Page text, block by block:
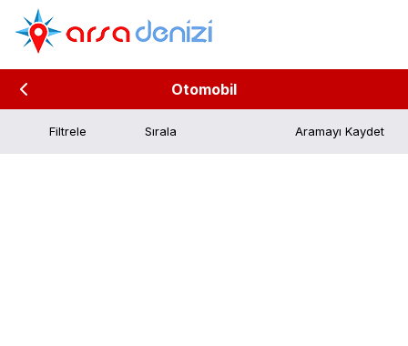
Otomobil
Filtrele Aramayı Kaydet